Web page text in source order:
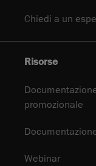
Chiedi a un
Risorse
promozionale
Webinar